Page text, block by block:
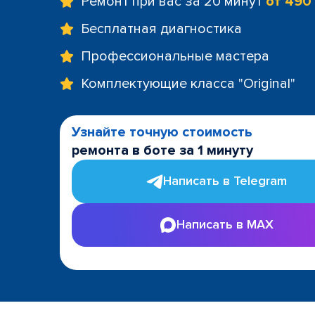
Бесплатная диагностика
Профессиональные мастера
Комплектующие класса "Original"
Узнайте точную стоимость
ремонта в боте за 1 минуту
Написать в Telegram
Написать в MAX